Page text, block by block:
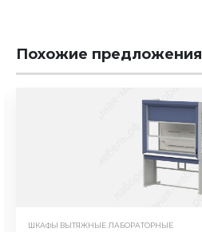
Похожие предложения
ШКАФЫ ВЫТЯЖНЫЕ ЛАБОРАТОРНЫЕ